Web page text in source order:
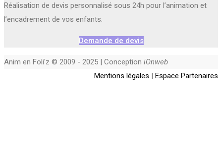
Réalisation de devis personnalisé sous 24h pour l’animation et
l’encadrement de vos enfants.
Demande de devis
Anim en Foli'z © 2009 - 2025 | Conception iOnweb
Mentions légales | Espace Partenaires